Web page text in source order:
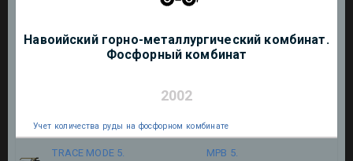
Навоийский горно-металлургический комбинат.
Фосфорный комбинат
2002
Учет количества руды на фосфорном комбинате
TRACE MODE 5.
МРВ 5.